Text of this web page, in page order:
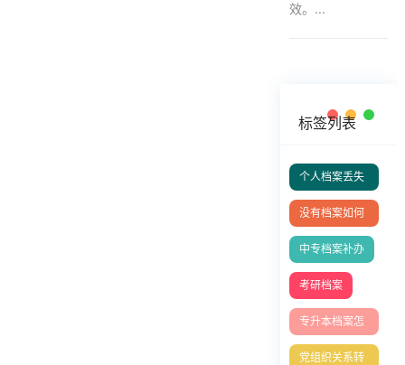
效。...
标签列表
个人档案丢失
补办
没有档案如何
办理退休
中专档案补办
考研档案
专升本档案怎
么存档？
党组织关系转